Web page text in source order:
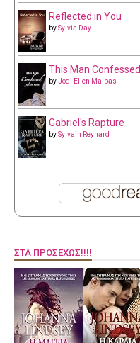
Reflected in You
bySylvia Day
This Man Confessed
byJodi Ellen Malpas
Gabriel's Rapture
bySylvain Reynard
ΣΤΑ ΠΡΟΣΕΧΏΣ!!!!